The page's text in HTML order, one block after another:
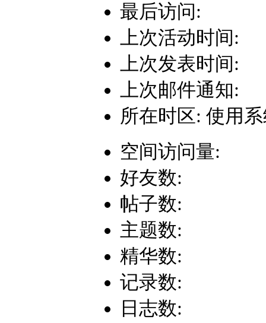
最后访问:
上次活动时间:
上次发表时间:
上次邮件通知:
所在时区: 使用
空间访问量:
好友数:
帖子数:
主题数:
精华数:
记录数:
日志数: